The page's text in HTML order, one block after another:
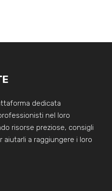
dedicata
nel loro
risorse preziose, consigli
aiutarli a raggiungere i loro